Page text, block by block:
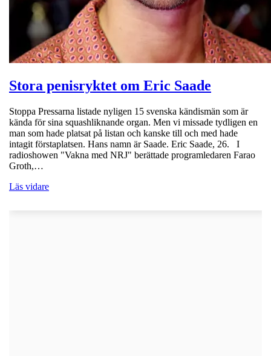
Stora penisryktet om Eric Saade
Stoppa Pressarna listade nyligen 15 svenska kändismän som är
kända för sina squashliknande organ. Men vi missade tydligen en
man som hade platsat på listan och kanske till och med hade
intagit förstaplatsen. Hans namn är Saade. Eric Saade, 26. I
radioshowen "Vakna med NRJ" berättade programledaren Farao
Groth,…
Läs vidare